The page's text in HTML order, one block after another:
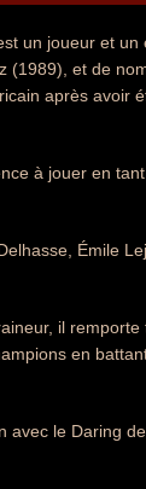
un joueur et
et de
après avoir
à jouer en
Émile
il
en
avec le Daring